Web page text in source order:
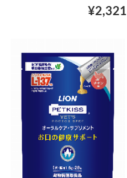
¥2,321